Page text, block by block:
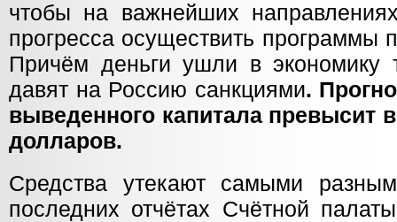
чтобы на важнейших направлениях
прогресса осуществить программы
Причём деньги ушли в экономику
давят на Россию санкциями.
выведенного капитала превысит
долларов.
Средства утекают самыми
последних отчётах Счётной